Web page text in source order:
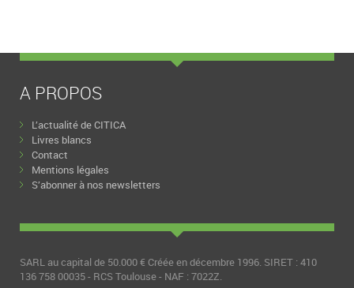
A PROPOS
L’actualité de CITICA
Livres blancs
Contact
Mentions légales
S’abonner à nos newsletters
SARL au capital de 50.000 € Créée en décembre 1996. SIRET : 410
136 758 00035 - RCS Toulouse - NAF : 7022Z.